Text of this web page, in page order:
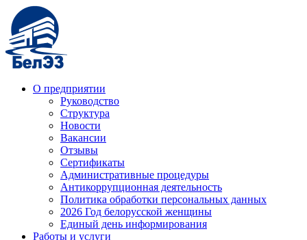
О предприятии
Руководство
Структура
Новости
Вакансии
Отзывы
Сертификаты
Административные процедуры
Антикоррупционная деятельность
Политика обработки персональных данных
2026 Год белорусской женщины
Единый день информирования
Работы и услуги